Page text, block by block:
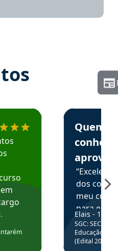
o Aprova Concursos em
Estudante
Quem
aprova
dos
meu
para
colocar
através
de
Elais - 15/
SGC: SEC BA
Educação
(Edital